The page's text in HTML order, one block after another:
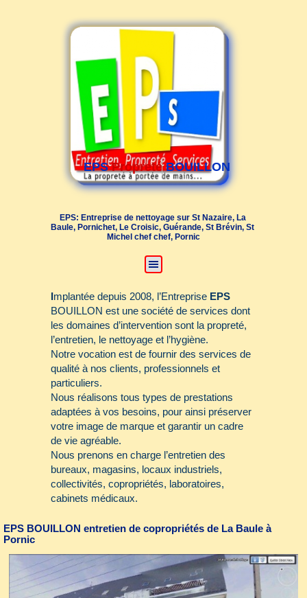
mplantée depuis 2008, l’Entreprise EPS
BOUILLON est une société de services dont
les domaines d’intervention sont la propreté,
l’entretien, le nettoyage et l’hygiène.
Notre vocation est de fournir des services de
qualité à nos clients, professionnels et
particuliers.
Nous réalisons tous types de prestations
adaptées à vos besoins, pour ainsi préserver
votre image de marque et garantir un cadre
de vie agréable.
Nous prenons en charge l’entretien des
bureaux, magasins, locaux industriels,
collectivités, copropriétés, laboratoires,
cabinets médicaux.
bénéficier d’un service Premium 7 j / 7 j
EPS: Entreprise de nettoyage sur St Nazaire, La
Baule, Pornichet, Le Croisic, Guérande, St Brévin, St
Michel chef chef, Pornic
EPSPropreté BOUILLON
EPS BOUILLON entretien de copropriétés de La Baule à
Pornic